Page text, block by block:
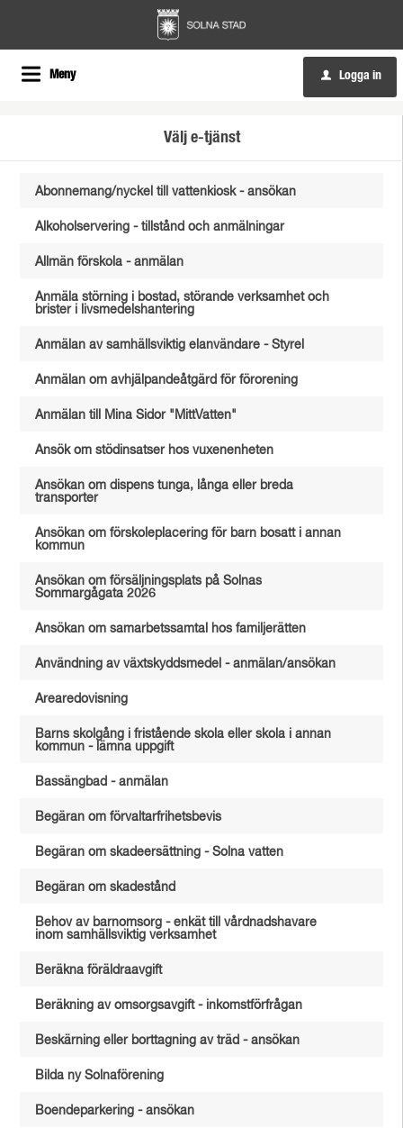
Meny u Logga in
Välj e-tjänst
Abonnemang/nyckel till vattenkiosk - ansökan
Alkoholservering - tillstånd och anmälningar
Allmän förskola - anmälan
Anmäla störning i bostad, störande verksamhet och
brister i livsmedelshantering
Anmälan av samhällsviktig elanvändare - Styrel
Anmälan om avhjälpandeåtgärd för förorening
Anmälan till Mina Sidor "MittVatten"
Ansök om stödinsatser hos vuxenenheten
Ansökan om dispens tunga, långa eller breda
transporter
Ansökan om förskoleplacering för barn bosatt i annan
kommun
Ansökan om försäljningsplats på Solnas
Sommargågata 2026
Ansökan om samarbetssamtal hos familjerätten
Användning av växtskyddsmedel - anmälan/ansökan
Arearedovisning
Barns skolgång i fristående skola eller skola i annan
kommun - lämna uppgift
Bassängbad - anmälan
Begäran om förvaltarfrihetsbevis
Begäran om skadeersättning - Solna vatten
Begäran om skadestånd
Behov av barnomsorg - enkät till vårdnadshavare
inom samhällsviktig verksamhet
Beräkna föräldraavgift
Beräkning av omsorgsavgift - inkomstförfrågan
Beskärning eller borttagning av träd - ansökan
Bilda ny Solnaförening
Boendeparkering - ansökan